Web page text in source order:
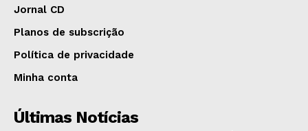
Jornal CD
Planos de subscrição
Política de privacidade
Minha conta
Últimas Notícias